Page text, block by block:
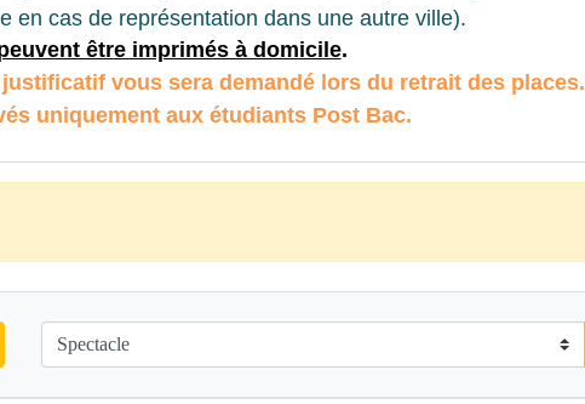
en cas de représentation dans une autre ville).
être imprimés à domicile.
vous sera demandé lors du retrait des places.
uniquement aux étudiants Post Bac.